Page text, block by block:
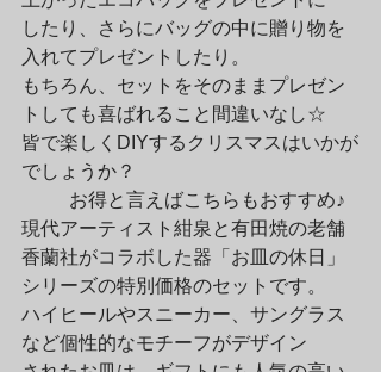
したり、さらにバッグの中に贈り物を
入れてプレゼントしたり。
もちろん、セットをそのままプレゼン
トしても喜ばれること間違いなし☆
皆で楽しくDIYするクリスマスはいかが
でしょうか？
現代アーティスト紺泉と有田焼の老舗
香蘭社がコラボした器「お皿の休日」
シリーズの特別価格のセットです。
ハイヒールやスニーカー、サングラス
など個性的なモチーフがデザイン